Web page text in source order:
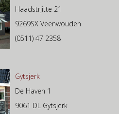
Haadstrjitte 21
9269SX Veenwouden
(0511) 47 2358
Gytsjerk
De Haven 1
9061 DL Gytsjerk